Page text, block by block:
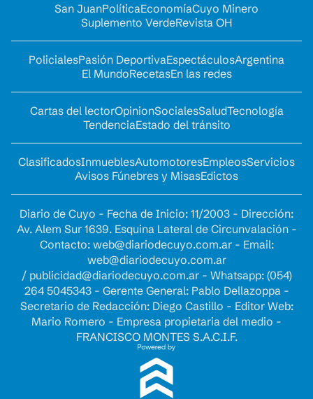
San JuanPolíticaEconomíaCuyo Minero
Suplemento VerdeRevista OH
PolicialesPasión DeportivaEspectáculosArgentina
El MundoRecetasEn las redes
Cartas del lectorOpinionSocialesSaludTecnología
TendenciaEstado del tránsito
ClasificadosInmueblesAutomotoresEmpleosServicios
Avisos Fúnebres y MisasEdictos
Diario de Cuyo - Fecha de Inicio: 11/2003 - Dirección:
Av. Alem Sur 1639. Esquina Lateral de Circunvalación -
Contacto: web@diariodecuyo.com.ar- Email:
web@diariodecuyo.com.ar
/ publicidad@diariodecuyo.com.ar- Whatsapp: (054)
264 5045343 - Gerente General: Pablo Dellazoppa -
Secretario de Redacción: Diego Castillo - Editor Web:
Mario Romero - Empresa propietaria del medio -
FRANCISCO MONTES S.A.C.I.F.